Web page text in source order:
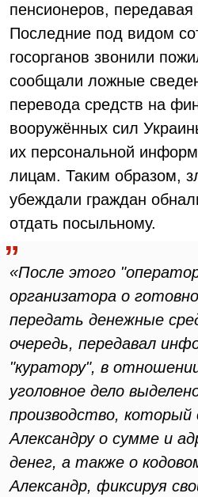
пенсионеров,
Последние под видом
госорганов звонили
сообщали ложные
перевода средств на
вооружённых сил
их персональной
лицам. Таким образом,
убеждали граждан
отдать посыльному.
«После этого
организатора о
передать денежные
очередь, передавал
"куратору", в
уголовное дело
производство, который
Александру о сумме и
денег, а также о
Александр, фиксируя